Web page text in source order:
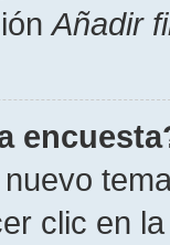
Añadir
clic en